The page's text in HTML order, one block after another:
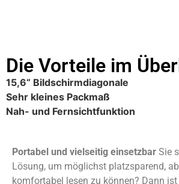
Die Vorteile im
15,6“ Bildschirmdiagonale
Sehr kleines Packmaß
Nah- und Fernsichtfunktion
Portabel und vielseitig einsetzbar Sie
Lösung, um möglichst platzsparend,
komfortabel lesen zu können? Dann